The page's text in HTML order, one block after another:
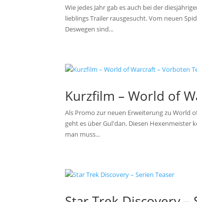
Wie jedes Jahr gab es auch bei der
lieblings Trailer rausgesucht. Vom neuen
Deswegen sind...
Kurzfilm – World of
Als Promo zur neuen Erweiterung zu World
geht es über Gul'dan. Diesen Hexenmeister
man muss...